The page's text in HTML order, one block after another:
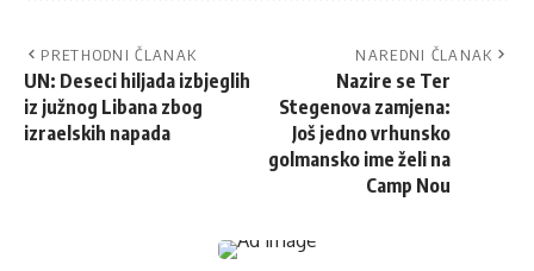
PRETHODNI ČLANAK
UN: Deseci hiljada izbjeglih
iz južnog Libana zbog
izraelskih napada
NAREDNI ČLANAK
Nazire se Ter
Stegenova zamjena:
Još jedno vrhunsko
golmansko ime želi na
Camp Nou